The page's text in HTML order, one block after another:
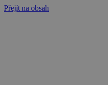
Přejít na obsah